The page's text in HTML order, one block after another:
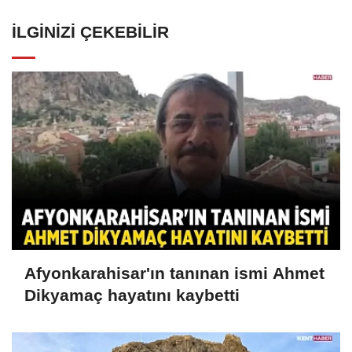
İLGINIZI ÇEKEBILIR
Afyonkarahisar'ın tanınan ismi Ahmet
Dikyamaç hayatını kaybetti